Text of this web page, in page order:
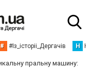
# #Із_історіі_Дергачів Н
пральну машину: